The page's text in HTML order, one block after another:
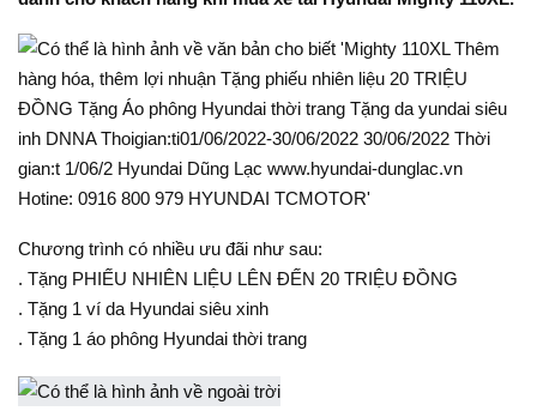
Chương trình có nhiều ưu đãi như sau:
. Tặng PHIẾU NHIÊN LIỆU LÊN ĐẾN 20 TRIỆU ĐỒNG
. Tặng 1 ví da Hyundai siêu xinh
. Tặng 1 áo phông Hyundai thời trang